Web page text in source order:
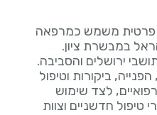
פרטית משמש כמרפאה
ביקורות וטיפול
לצד שימוש
חדשניים וצוות